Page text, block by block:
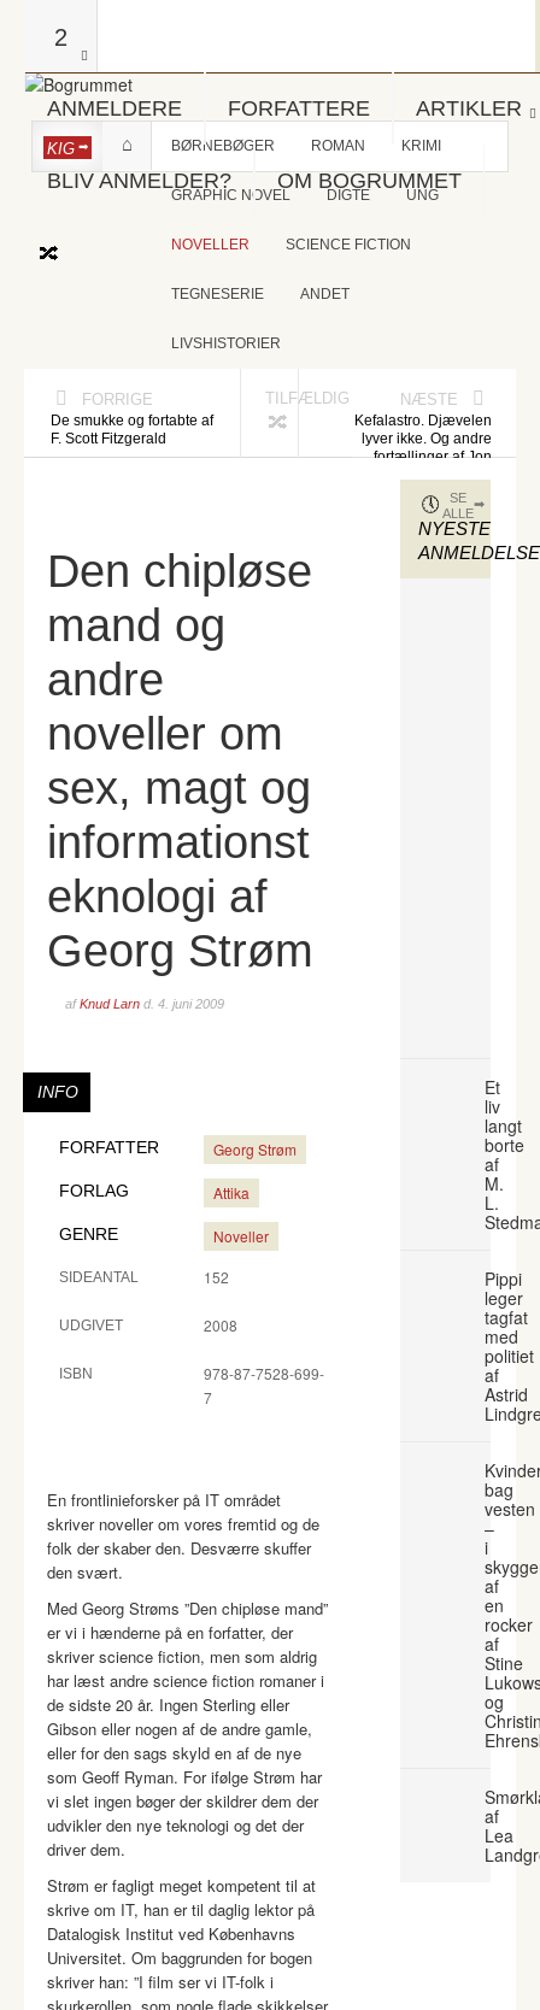
2
ANMELDERE FORFATTERE ARTIKLER
BLIV ANMELDER? OM BOGRUMMET
KIG BØRNEBØGER ROMAN KRIMI
GRAPHIC NOVEL DIGTE UNG
NOVELLER SCIENCE FICTION
TEGNESERIE ANDET
LIVSHISTORIER
FORRIGE
De smukke og fortabte af
F. Scott Fitzgerald
TILFÆLDIG NÆSTE
Kefalastro. Djævelen
lyver ikke. Og andre
fortællinger af Jon
Den chipløse
mand og
andre
noveller om
sex, magt og
informationst
eknologi af
Georg Strøm
afKnud Larn d. 4. juni 2009
INFO
FORFATTER Georg Strøm
FORLAG Attika
GENRE Noveller
SIDEANTAL 152
UDGIVET 2008
ISBN
978-87-7528-699-
7
En frontlinieforsker på IT området
skriver noveller om vores fremtid og de
folk der skaber den. Desværre skuffer
den svært.
Med Georg Strøms ”Den chipløse mand”
er vi i hænderne på en forfatter, der
skriver science fiction, men som aldrig
har læst andre science fiction romaner i
de sidste 20 år. Ingen Sterling eller
Gibson eller nogen af de andre gamle,
eller for den sags skyld en af de nye
som Geoff Ryman. For ifølge Strøm har
vi slet ingen bøger der skildrer dem der
udvikler den nye teknologi og det der
driver dem.
Strøm er fagligt meget kompetent til at
skrive om IT, han er til daglig lektor på
Datalogisk Institut ved Københavns
Universitet. Om baggrunden for bogen
skriver han: ”I film ser vi IT-folk i
NYESTE
SE
ALLE
Et
liv
langt
borte
af
M.
L.
Pippi
leger
tagfat
med
politiet
af
Astrid
bag
vesten
–
i
af
en
rocker
af
Stine
og
af
Lea